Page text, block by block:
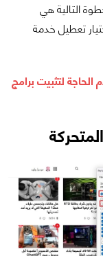
التالية هي
تعطيل خدمة
لتثبيت برامج